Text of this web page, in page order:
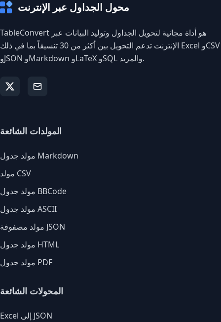
محول الجداول عبر الإنترنت
TableConvert هو أداة مجانية لتحويل الجداول وتوليد البيانات عبر
الإنترنت تدعم التحويل بين أكثر من 30 تنسيقاً بما في ذلك Excel وCSV
وJSON وMarkdown وLaTeX وSQL والمزيد.
المولدات الشائعة
مولد جدول Markdown
مولد CSV
مولد جدول BBCode
مولد جدول ASCII
مولد مصفوفة JSON
مولد جدول HTML
مولد جدول PDF
المحولات الشائعة
Excel إلى JSON